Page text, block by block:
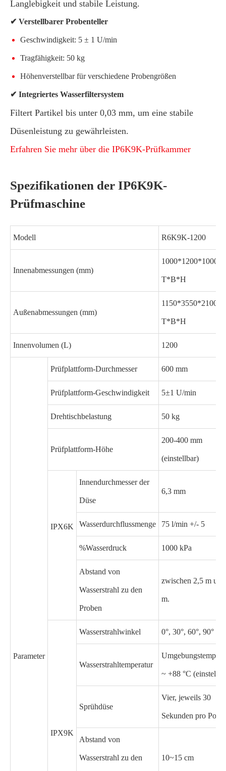
Langlebigkeit und stabile Leistung.
✔ Verstellbarer Probenteller
Geschwindigkeit: 5 ± 1 U/min
Tragfähigkeit: 50 kg
Höhenverstellbar für verschiedene Probengrößen
✔ Integriertes Wasserfiltersystem
Filtert Partikel bis unter 0,03 mm, um eine stabile
Düsenleistung zu gewährleisten.
Erfahren Sie mehr über die IP6K9K-Prüfkammer
Spezifikationen der IP6K9K-
Prüfmaschine
Modell R6K9K-1200
Innenabmessungen (mm)
1000*1200*1000
T*B*H
Außenabmessungen (mm)
1150*3550*2100
T*B*H
Innenvolumen (L) 1200
Parameter
Prüfplattform-Durchmesser 600 mm
Prüfplattform-Geschwindigkeit 5±1 U/min
Drehtischbelastung 50 kg
Prüfplattform-Höhe
200-400 mm
(einstellbar)
IPX6K
Innendurchmesser der
Düse
6,3 mm
Wasserdurchflussmenge 75 l/min +/- 5
%Wasserdruck 1000 kPa
Abstand von
Wasserstrahl zu den
Proben
zwischen 2,5 m
m.
IPX9K
Wasserstrahlwinkel 0°, 30°, 60°, 90°
Wasserstrahltemperatur
~ +88 °C
Sprühdüse
Vier, jeweils 30
Sekunden pro
Abstand von
Wasserstrahl zu den 10~15 cm